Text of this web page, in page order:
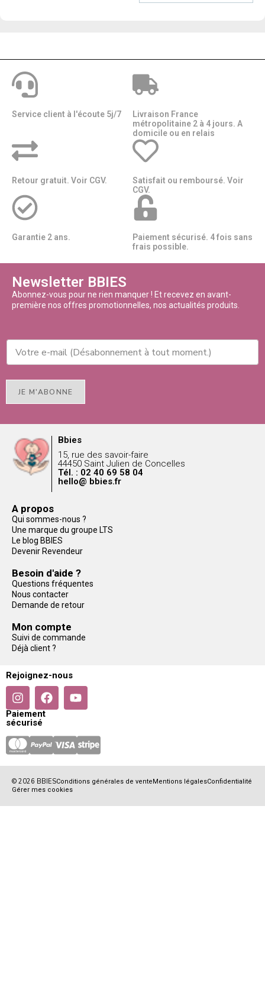
Service client à l'écoute 5j/7
Livraison France
métropolitaine 2 à 4 jours. A
domicile ou en relais​​
Retour gratuit. Voir CGV.
Satisfait ou remboursé. Voir
CGV.
Garantie 2 ans.
Paiement sécurisé. 4 fois sans
frais possible.
Newsletter BBIES
Abonnez-vous pour ne rien manquer ! Et recevez en avant-
première nos offres promotionnelles, nos actualités produits.
JE M'ABONNE
Bbies
15, rue des savoir-faire
44450 Saint Julien de Concelles
Tél. : 02 40 69 58 04
hello@ bbies.fr
A propos
Qui sommes-nous ?
Une marque du groupe LTS
Le blog BBIES
Devenir Revendeur
Besoin d'aide ?
Questions fréquentes
Nous contacter
Demande de retour
Mon compte
Suivi de commande
Déjà client ?
Rejoignez-nous
Paiement
sécurisé
© 2026 BBIESConditions générales de vente Mentions légalesConfidentialité
Gérer mes cookies